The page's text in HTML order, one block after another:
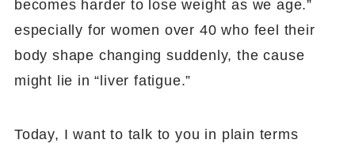
becomes harder to lose weight as we age.”
especially for women over 40 who feel their
body shape changing suddenly, the cause
might lie in “liver fatigue.”
Today, I want to talk to you in plain terms